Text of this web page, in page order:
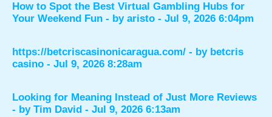
How to Spot the Best Virtual Gambling Hubs for
Your Weekend Fun - by aristo - Jul 9, 2026 6:04pm
https://betcriscasinonicaragua.com/ - by betcris
casino - Jul 9, 2026 8:28am
Looking for Meaning Instead of Just More Reviews
- by Tim David - Jul 9, 2026 6:13am